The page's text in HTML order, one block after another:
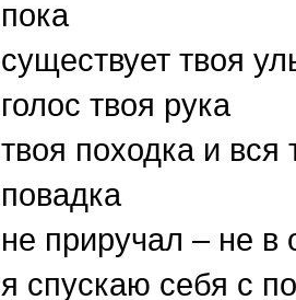
пока
существует твоя
голос твоя рука
твоя походка и вся
повадка
не приручал – не в
я спускаю себя с